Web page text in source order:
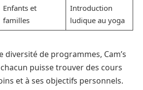
Enfants et
familles
Introduction
ludique au yoga
diversité de programmes, Cam’s
chacun puisse trouver des cours
et à ses objectifs personnels.